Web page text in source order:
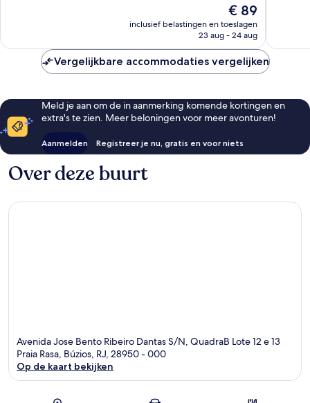
De
prijs
is
€ 89
inclusief belastingen en toeslagen
23 aug - 24 aug
Vergelijkbare accommodaties vergelijken
Meld je aan om de in aanmerking komende kortingen en
extra's te zien. Meer beloningen voor meer avonturen!
Aanmelden Registreer je nu, gratis en voor niets
Over deze buurt
Avenida Jose Bento Ribeiro Dantas S/N, QuadraB Lote 12 e 13
Praia Rasa, Búzios, RJ, 28950 - 000
Op de kaart bekijken